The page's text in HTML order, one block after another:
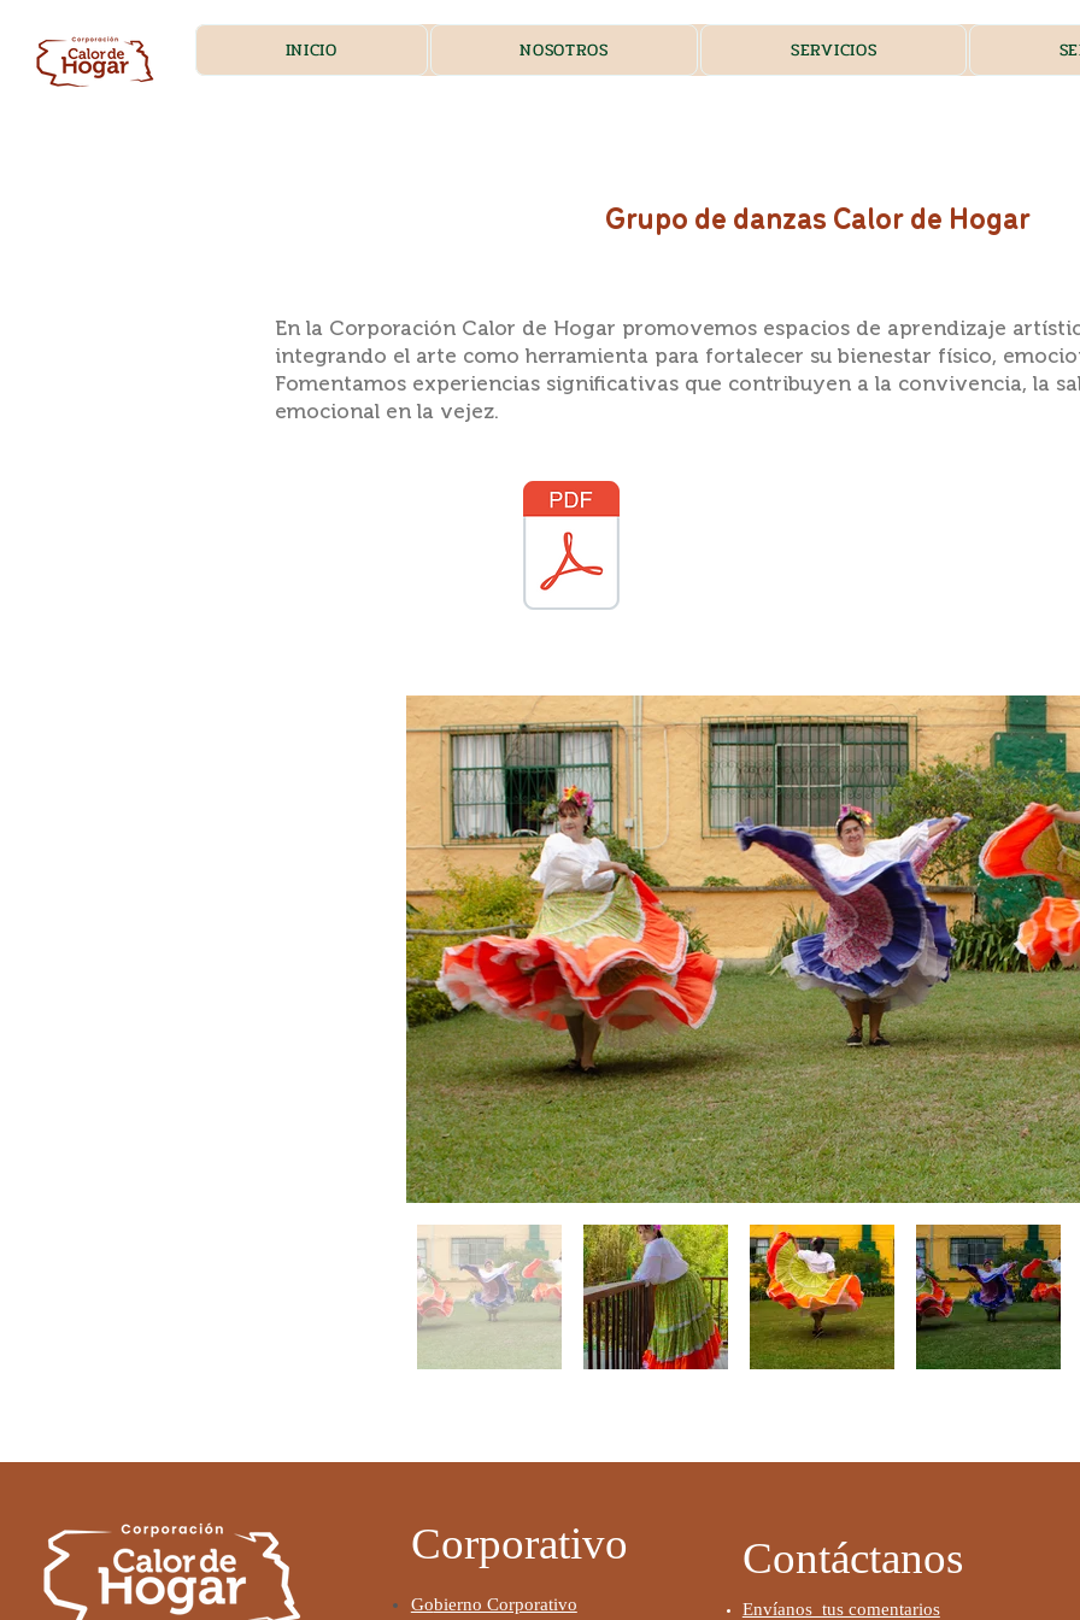
INICIO NOSOTROS SERVICIOS
Grupo de danzas Calor de Hogar
En la Corporación Calor de Hogar promovemos espacios de aprendizaje
integrando el arte como herramienta para fortalecer su bienestar físico,
Fomentamos experiencias significativas que contribuyen a la convivencia, la
emocional en la vejez.
Corporativo
Gobierno Corporativo
Contáctanos
Envíanos tus comentarios